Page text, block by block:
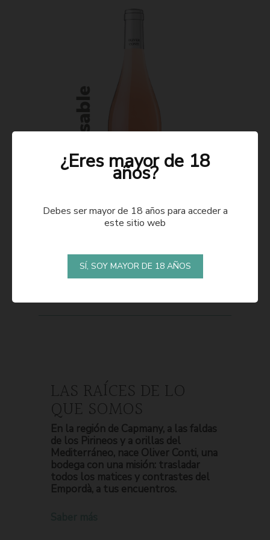
LAS RAÍCES DE LO
QUE SOMOS
En la región de Capmany, a las faldas
de los Pirineos y a orillas del
Mediterráneo, nace Oliver Conti, una
bodega con una misión: trasladar
todos los matices y contrastes del
Empordà, a tus encuentros.
¿Eres mayor de 18
años?
Debes ser mayor de 18 años para acceder a
este sitio web
SÍ, SOY MAYOR DE 18 AÑOS